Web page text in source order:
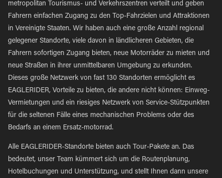
metropolitan Tourismus- und Verkehrszentren verteilt und geben
Fahrern einfachen Zugang zu den Top-Fahrzielen und Attraktionen
in Vereinigte Staaten. Wir haben auch eine große Anzahl regional
gelegener Standorte, viele davon in ländlicheren Gebieten, die
Fahrern sofortigen Zugang bieten, neue Motorräder zu mieten und
neue Straßen in ihrer unmittelbaren Umgebung zu erkunden.
Dieses große Netzwerk von fast 130 Standorten ermöglicht es
EAGLERIDER, Vorteile zu bieten, die andere nicht können: Einweg-
Vermietungen und ein riesiges Netzwerk von Service-Stützpunkten
für die seltenen Fälle eines mechanischen Problems oder des
Bedarfs an einem Ersatz-motorrad.
Alle EAGLERIDER-Standorte bieten auch Tour-Pakete an. Das
bedeutet, unser Team kümmert sich um die Routenplanung,
Hotelbuchungen und Unterstützung, und stellt Ihnen dann unsere